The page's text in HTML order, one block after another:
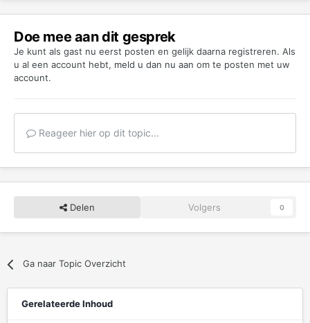
Doe mee aan dit gesprek
Je kunt als gast nu eerst posten en gelijk daarna registreren. Als
u al een account hebt, meld u dan nu aan om te posten met uw
account.
Reageer hier op dit topic...
Delen Volgers 0
Ga naar Topic Overzicht
Gerelateerde Inhoud